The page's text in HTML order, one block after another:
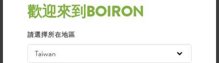
歡迎來到BOIRON
請選擇所在地區
2/ 調整擦拭的力度，如果手指不易滑動，請用一滴油軟化擦